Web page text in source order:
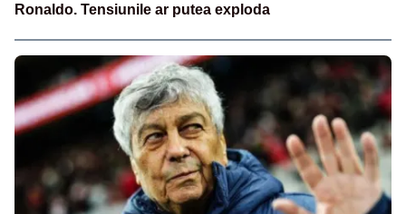
Ronaldo. Tensiunile ar putea exploda